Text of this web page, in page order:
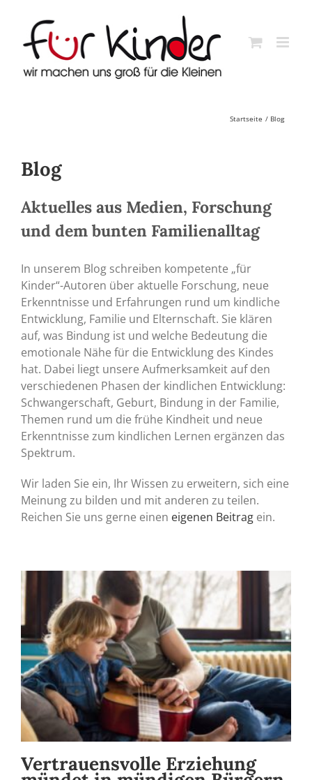
content
Startseite Blog
Blog
Aktuelles aus Medien, Forschung
und dem bunten Familienalltag
In unserem Blog schreiben kompetente „für
Kinder“-Autoren über aktuelle Forschung, neue
Erkenntnisse und Erfahrungen rund um kindliche
Entwicklung, Familie und Elternschaft. Sie klären
auf, was Bindung ist und welche Bedeutung die
emotionale Nähe für die Entwicklung des Kindes
hat. Dabei liegt unsere Aufmerksamkeit auf den
verschiedenen Phasen der kindlichen Entwicklung:
Schwangerschaft, Geburt, Bindung in der Familie,
Themen rund um die frühe Kindheit und neue
Erkenntnisse zum kindlichen Lernen ergänzen das
Spektrum.
Wir laden Sie ein, Ihr Wissen zu erweitern, sich eine
Meinung zu bilden und mit anderen zu teilen.
Reichen Sie uns gerne einen eigenen Beitrag ein.
Vertrauensvolle Erziehung